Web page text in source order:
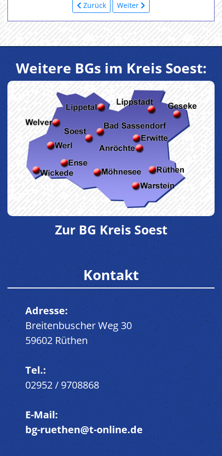
Zurück Weiter
Weitere BGs im Kreis Soest:
Zur BG Kreis Soest
Kontakt
Adresse:
Breitenbuscher Weg 30
59602 Rüthen
Tel.:
02952 / 9708868
E-Mail:
bg-ruethen@t-online.de